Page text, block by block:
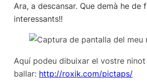
Ara, a descansar. Que demà he de
interessants!!
Aquí podeu dibuixar el vostre
ballar: http://roxik.com/pictaps/